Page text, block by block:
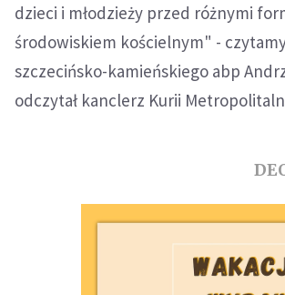
dzieci i młodzieży przed różnymi
środowiskiem kościelnym" -
szczecińsko-kamieńskiego abp
odczytał kanclerz Kurii